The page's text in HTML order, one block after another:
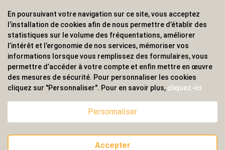
Écriture
Bagagerie sacs
Sport &
Outdoor
Enfant
Boisson
Textile &
Casquette
Accessoires de
bureau
ALVS, fournisseur d'objets publicitaires, pour les
professionnels. Une implantation nationale, une
couverture internationale.
© 2020 ALVS
En poursuivant votre navigation sur ce site, vous acceptez
l’installation de cookies afin de nous permettre d’établir des
statistiques sur le volume des fréquentations, améliorer
l’intérêt et l’ergonomie de nos services, mémoriser vos
informations lorsque vous remplissez des formulaires, vous
permettre d’accéder à votre compte et enfin mettre en œuvre
des mesures de sécurité. Pour personnaliser les cookies
cliquez sur "Personnaliser". Pour en savoir plus, cliquez-ici
Personnaliser
Accepter